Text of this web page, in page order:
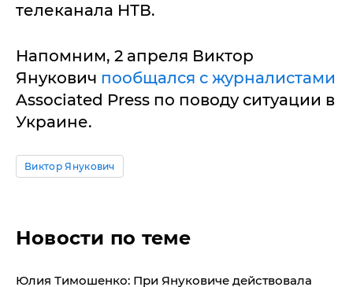
телеканала НТВ.
Напомним, 2 апреля Виктор
Янукович пообщался с журналистами
Associated Press по поводу ситуации в
Украине.
Виктор Янукович
Новости по теме
Юлия Тимошенко: При Януковиче действовала